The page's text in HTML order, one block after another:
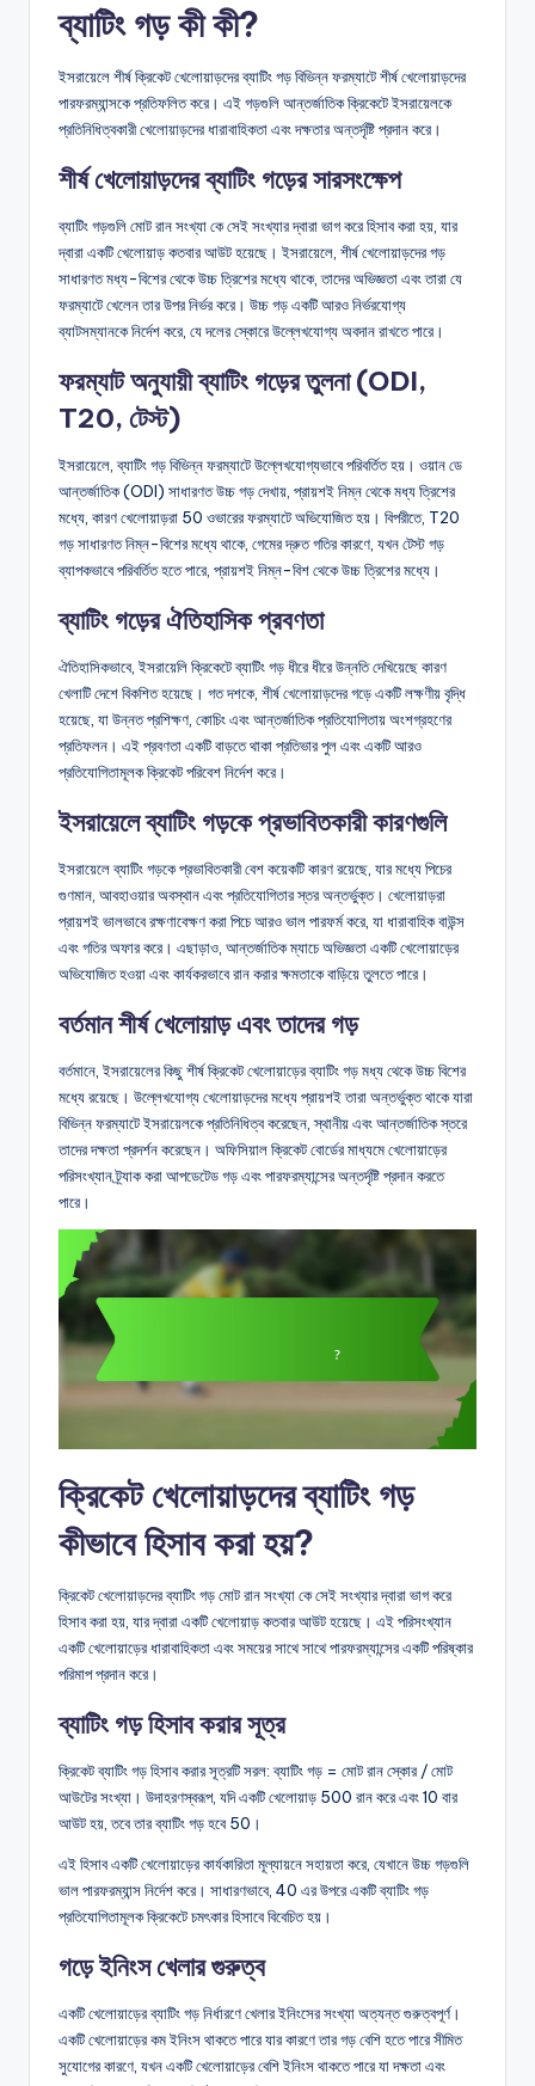
ব্যাটিং গড় কী কী?
ইসরায়েলে শীর্ষ ক্রিকেট খেলোয়াড়দের ব্যাটিং গড় বিভিন্ন ফরম্যাটে শীর্ষ খেলোয়াড়দের
পারফরম্যান্সকে প্রতিফলিত করে। এই গড়গুলি আন্তর্জাতিক ক্রিকেটে ইসরায়েলকে
প্রতিনিধিত্বকারী খেলোয়াড়দের ধারাবাহিকতা এবং দক্ষতার অন্তর্দৃষ্টি প্রদান করে।
শীর্ষ খেলোয়াড়দের ব্যাটিং গড়ের সারসংক্ষেপ
ব্যাটিং গড়গুলি মোট রান সংখ্যা কে সেই সংখ্যার দ্বারা ভাগ করে হিসাব করা হয়, যার
দ্বারা একটি খেলোয়াড় কতবার আউট হয়েছে। ইসরায়েলে, শীর্ষ খেলোয়াড়দের গড়
সাধারণত মধ্য-বিশের থেকে উচ্চ ত্রিশের মধ্যে থাকে, তাদের অভিজ্ঞতা এবং তারা যে
ফরম্যাটে খেলেন তার উপর নির্ভর করে। উচ্চ গড় একটি আরও নির্ভরযোগ্য
ব্যাটসম্যানকে নির্দেশ করে, যে দলের স্কোরে উল্লেখযোগ্য অবদান রাখতে পারে।
ফরম্যাট অনুযায়ী ব্যাটিং গড়ের তুলনা (ODI,
T20, টেস্ট)
ইসরায়েলে, ব্যাটিং গড় বিভিন্ন ফরম্যাটে উল্লেখযোগ্যভাবে পরিবর্তিত হয়। ওয়ান ডে
আন্তর্জাতিক (ODI) সাধারণত উচ্চ গড় দেখায়, প্রায়শই নিম্ন থেকে মধ্য ত্রিশের
মধ্যে, কারণ খেলোয়াড়রা 50 ওভারের ফরম্যাটে অভিযোজিত হয়। বিপরীতে, T20
গড় সাধারণত নিম্ন-বিশের মধ্যে থাকে, গেমের দ্রুত গতির কারণে, যখন টেস্ট গড়
ব্যাপকভাবে পরিবর্তিত হতে পারে, প্রায়শই নিম্ন-বিশ থেকে উচ্চ ত্রিশের মধ্যে।
ব্যাটিং গড়ের ঐতিহাসিক প্রবণতা
ঐতিহাসিকভাবে, ইসরায়েলি ক্রিকেটে ব্যাটিং গড় ধীরে ধীরে উন্নতি দেখিয়েছে কারণ
খেলাটি দেশে বিকশিত হয়েছে। গত দশকে, শীর্ষ খেলোয়াড়দের গড়ে একটি লক্ষণীয় বৃদ্ধি
হয়েছে, যা উন্নত প্রশিক্ষণ, কোচিং এবং আন্তর্জাতিক প্রতিযোগিতায় অংশগ্রহণের
প্রতিফলন। এই প্রবণতা একটি বাড়তে থাকা প্রতিভার পুল এবং একটি আরও
প্রতিযোগিতামূলক ক্রিকেট পরিবেশ নির্দেশ করে।
ইসরায়েলে ব্যাটিং গড়কে প্রভাবিতকারী কারণগুলি
ইসরায়েলে ব্যাটিং গড়কে প্রভাবিতকারী বেশ কয়েকটি কারণ রয়েছে, যার মধ্যে পিচের
গুণমান, আবহাওয়ার অবস্থান এবং প্রতিযোগিতার স্তর অন্তর্ভুক্ত। খেলোয়াড়রা
প্রায়শই ভালভাবে রক্ষণাবেক্ষণ করা পিচে আরও ভাল পারফর্ম করে, যা ধারাবাহিক বাউন্স
এবং গতির অফার করে। এছাড়াও, আন্তর্জাতিক ম্যাচে অভিজ্ঞতা একটি খেলোয়াড়ের
অভিযোজিত হওয়া এবং কার্যকরভাবে রান করার ক্ষমতাকে বাড়িয়ে তুলতে পারে।
বর্তমান শীর্ষ খেলোয়াড় এবং তাদের গড়
বর্তমানে, ইসরায়েলের কিছু শীর্ষ ক্রিকেট খেলোয়াড়ের ব্যাটিং গড় মধ্য থেকে উচ্চ বিশের
মধ্যে রয়েছে। উল্লেখযোগ্য খেলোয়াড়দের মধ্যে প্রায়শই তারা অন্তর্ভুক্ত থাকে যারা
বিভিন্ন ফরম্যাটে ইসরায়েলকে প্রতিনিধিত্ব করেছেন, স্থানীয় এবং আন্তর্জাতিক স্তরে
তাদের দক্ষতা প্রদর্শন করেছেন। অফিসিয়াল ক্রিকেট বোর্ডের মাধ্যমে খেলোয়াড়ের
পরিসংখ্যান ট্র্যাক করা আপডেটেড গড় এবং পারফরম্যান্সের অন্তর্দৃষ্টি প্রদান করতে
পারে।
ক্রিকেট খেলোয়াড়দের ব্যাটিং গড়
কীভাবে হিসাব করা হয়?
ক্রিকেট খেলোয়াড়দের ব্যাটিং গড় মোট রান সংখ্যা কে সেই সংখ্যার দ্বারা ভাগ করে
হিসাব করা হয়, যার দ্বারা একটি খেলোয়াড় কতবার আউট হয়েছে। এই পরিসংখ্যান
একটি খেলোয়াড়ের ধারাবাহিকতা এবং সময়ের সাথে সাথে পারফরম্যান্সের একটি পরিষ্কার
পরিমাপ প্রদান করে।
ব্যাটিং গড় হিসাব করার সূত্র
ক্রিকেট ব্যাটিং গড় হিসাব করার সূত্রটি সরল: ব্যাটিং গড় = মোট রান স্কোর / মোট
আউটের সংখ্যা। উদাহরণস্বরূপ, যদি একটি খেলোয়াড় 500 রান করে এবং 10 বার
আউট হয়, তবে তার ব্যাটিং গড় হবে 50।
এই হিসাব একটি খেলোয়াড়ের কার্যকারিতা মূল্যায়নে সহায়তা করে, যেখানে উচ্চ গড়গুলি
ভাল পারফরম্যান্স নির্দেশ করে। সাধারণভাবে, 40 এর উপরে একটি ব্যাটিং গড়
প্রতিযোগিতামূলক ক্রিকেটে চমৎকার হিসাবে বিবেচিত হয়।
গড়ে ইনিংস খেলার গুরুত্ব
একটি খেলোয়াড়ের ব্যাটিং গড় নির্ধারণে খেলার ইনিংসের সংখ্যা অত্যন্ত গুরুত্বপূর্ণ।
একটি খেলোয়াড়ের কম ইনিংস থাকতে পারে যার কারণে তার গড় বেশি হতে পারে সীমিত
সুযোগের কারণে, যখন একটি খেলোয়াড়ের বেশি ইনিংস থাকতে পারে যা দক্ষতা এবং